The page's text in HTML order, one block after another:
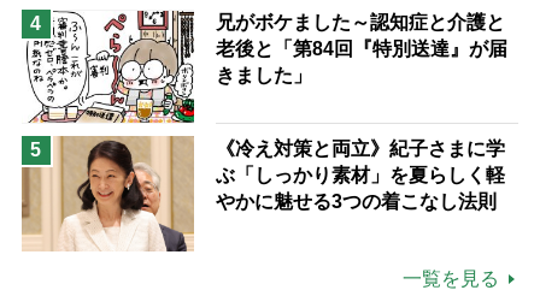
4
兄がボケました～認知症と介護と
老後と「第84回『特別送達』が届
きました」
5
《冷え対策と両立》紀子さまに学
ぶ「しっかり素材」を夏らしく軽
やかに魅せる3つの着こなし法則
一覧を見る